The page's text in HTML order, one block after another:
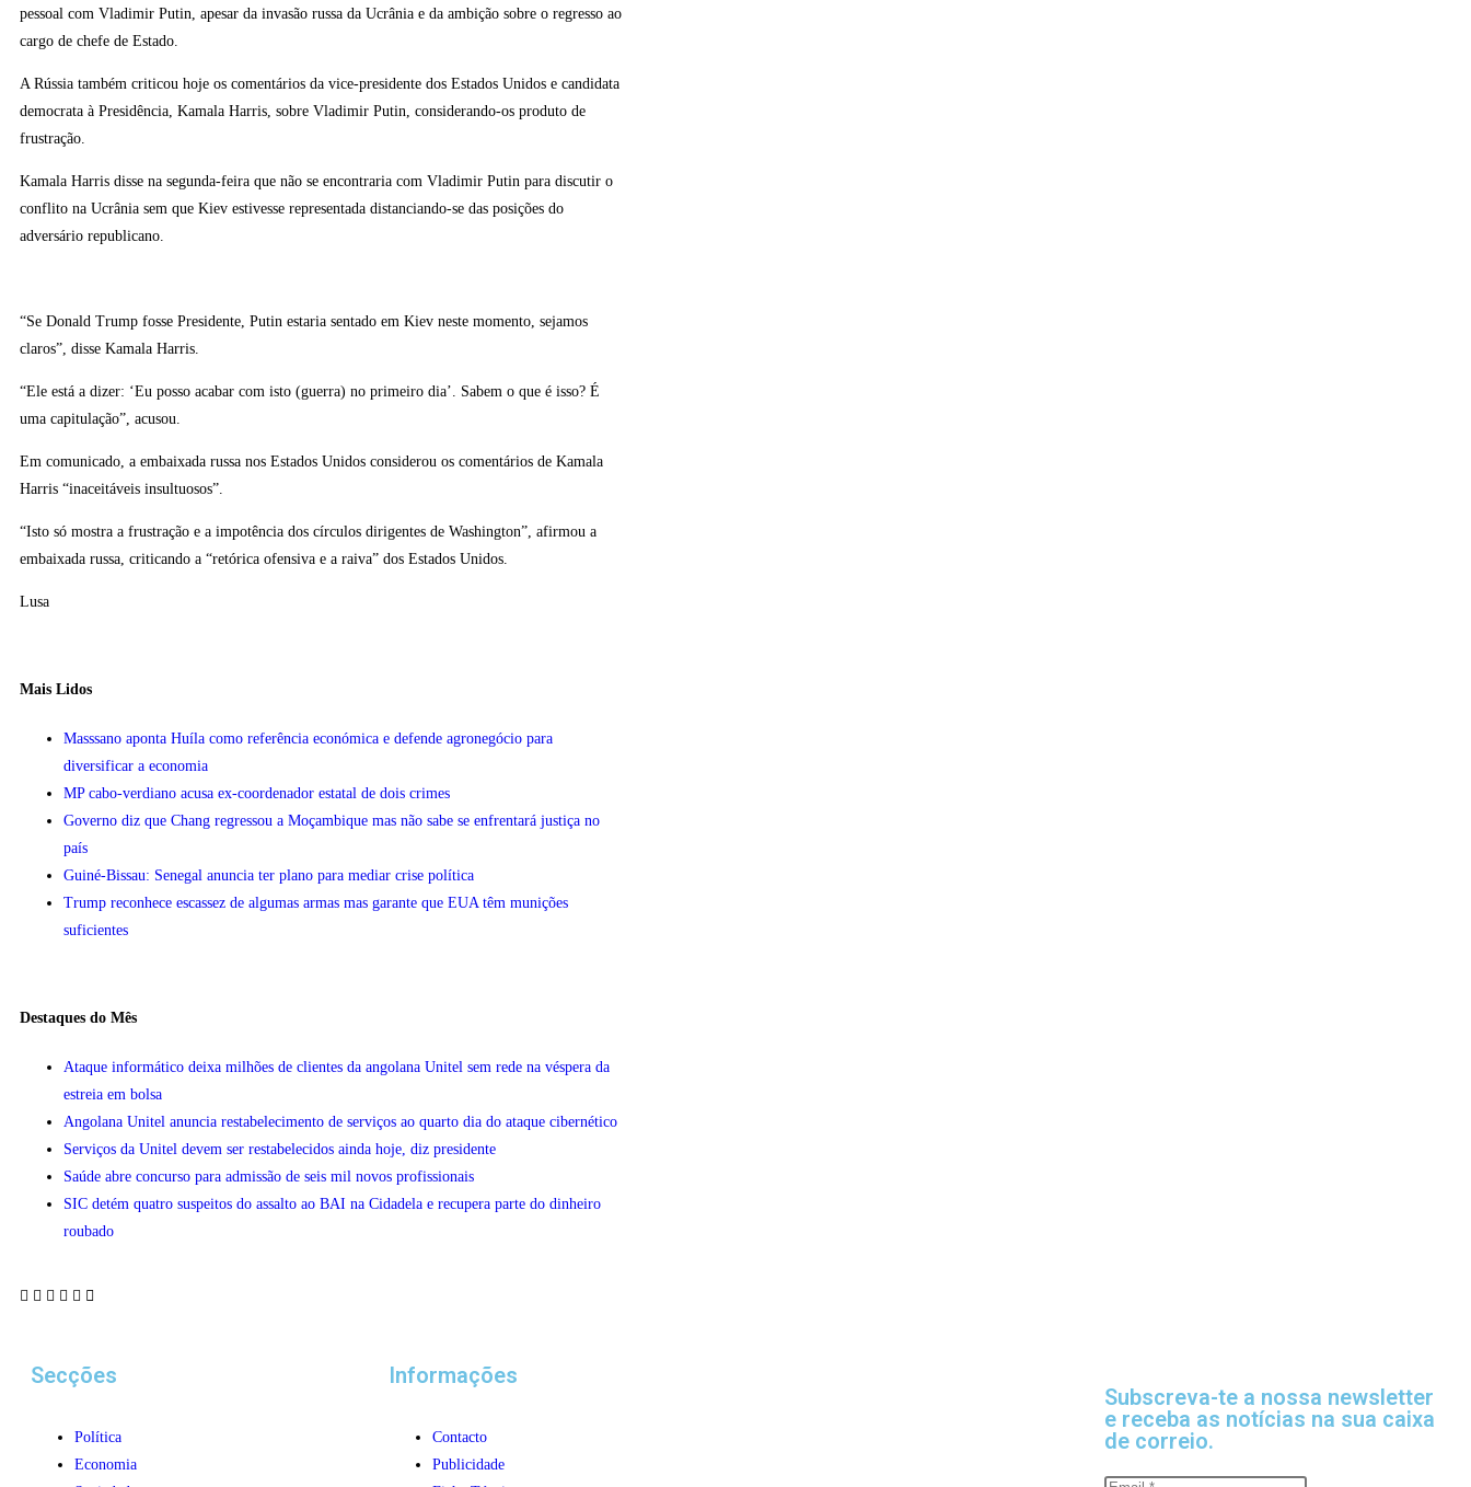
pessoal com Vladimir Putin, apesar da invasão russa da Ucrânia e da ambição sobre o regresso ao
cargo de chefe de Estado.
A Rússia também criticou hoje os comentários da vice-presidente dos Estados Unidos e candidata
democrata à Presidência, Kamala Harris, sobre Vladimir Putin, considerando-os produto de
frustração.
Kamala Harris disse na segunda-feira que não se encontraria com Vladimir Putin para discutir o
conflito na Ucrânia sem que Kiev estivesse representada distanciando-se das posições do
adversário republicano.
“Se Donald Trump fosse Presidente, Putin estaria sentado em Kiev neste momento, sejamos
claros”, disse Kamala Harris.
“Ele está a dizer: ‘Eu posso acabar com isto (guerra) no primeiro dia’. Sabem o que é isso? É
uma capitulação”, acusou.
Em comunicado, a embaixada russa nos Estados Unidos considerou os comentários de Kamala
Harris “inaceitáveis insultuosos”.
“Isto só mostra a frustração e a impotência dos círculos dirigentes de Washington”, afirmou a
embaixada russa, criticando a “retórica ofensiva e a raiva” dos Estados Unidos.
Lusa
Mais Lidos
Masssano aponta Huíla como referência económica e defende agronegócio para
diversificar a economia
MP cabo-verdiano acusa ex-coordenador estatal de dois crimes
Governo diz que Chang regressou a Moçambique mas não sabe se enfrentará justiça no
país
Guiné-Bissau: Senegal anuncia ter plano para mediar crise política
Trump reconhece escassez de algumas armas mas garante que EUA têm munições
suficientes
Destaques do Mês
Ataque informático deixa milhões de clientes da angolana Unitel sem rede na véspera da
estreia em bolsa
Angolana Unitel anuncia restabelecimento de serviços ao quarto dia do ataque cibernético
Serviços da Unitel devem ser restabelecidos ainda hoje, diz presidente
Saúde abre concurso para admissão de seis mil novos profissionais
SIC detém quatro suspeitos do assalto ao BAI na Cidadela e recupera parte do dinheiro
roubado
Secções
Política
Economia
Informações
Contacto
Publicidade
Subscreva-te a nossa newsletter
e receba as notícias na sua caixa
de correio.